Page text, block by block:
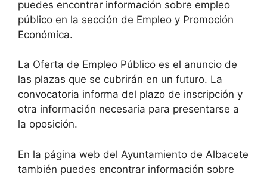
puedes encontrar información sobre empleo
público en la sección de Empleo y Promoción
Económica.
La Oferta de Empleo Público es el anuncio de
las plazas que se cubrirán en un futuro. La
convocatoria informa del plazo de inscripción y
otra información necesaria para presentarse a
la oposición.
En la página web del Ayuntamiento de Albacete
también puedes encontrar información sobre